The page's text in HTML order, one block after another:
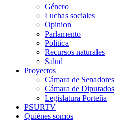
Género
Luchas sociales
Opinion
Parlamento
Politica
Recursos naturales
Salud
Proyectos
Cámara de Senadores
Cámara de Diputados
Legislatura Porteña
PSURTV
Quiénes somos